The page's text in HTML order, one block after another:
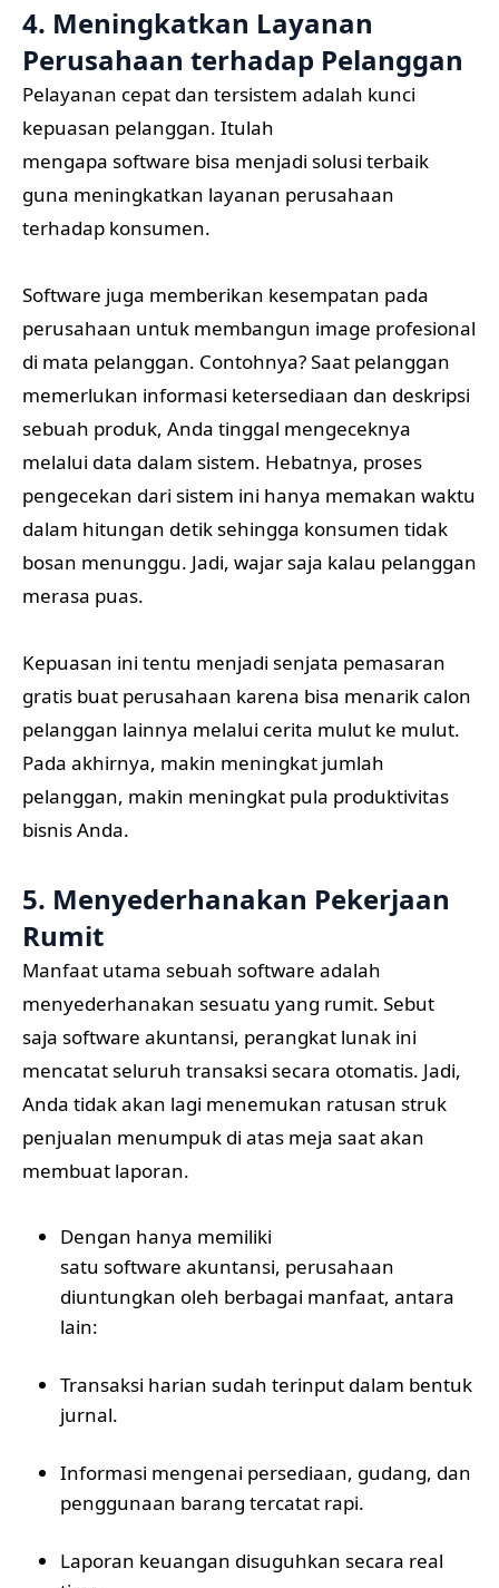
4. Meningkatkan Layanan
Perusahaan terhadap Pelanggan
Pelayanan cepat dan tersistem adalah kunci
kepuasan pelanggan. Itulah
mengapa software bisa menjadi solusi terbaik
guna meningkatkan layanan perusahaan
terhadap konsumen.
Software juga memberikan kesempatan pada
perusahaan untuk membangun image profesional
di mata pelanggan. Contohnya? Saat pelanggan
memerlukan informasi ketersediaan dan deskripsi
sebuah produk, Anda tinggal mengeceknya
melalui data dalam sistem. Hebatnya, proses
pengecekan dari sistem ini hanya memakan waktu
dalam hitungan detik sehingga konsumen tidak
bosan menunggu. Jadi, wajar saja kalau pelanggan
merasa puas.
Kepuasan ini tentu menjadi senjata pemasaran
gratis buat perusahaan karena bisa menarik calon
pelanggan lainnya melalui cerita mulut ke mulut.
Pada akhirnya, makin meningkat jumlah
pelanggan, makin meningkat pula produktivitas
bisnis Anda.
5. Menyederhanakan Pekerjaan
Rumit
Manfaat utama sebuah software adalah
menyederhanakan sesuatu yang rumit. Sebut
saja software akuntansi, perangkat lunak ini
mencatat seluruh transaksi secara otomatis. Jadi,
Anda tidak akan lagi menemukan ratusan struk
penjualan menumpuk di atas meja saat akan
membuat laporan.
Dengan hanya memiliki
satu software akuntansi, perusahaan
diuntungkan oleh berbagai manfaat, antara
lain:
Transaksi harian sudah terinput dalam bentuk
jurnal.
Informasi mengenai persediaan, gudang, dan
penggunaan barang tercatat rapi.
Laporan keuangan disuguhkan secara real